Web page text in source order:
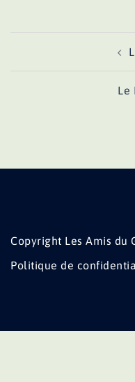
Le
Copyright Les Amis du
Politique de